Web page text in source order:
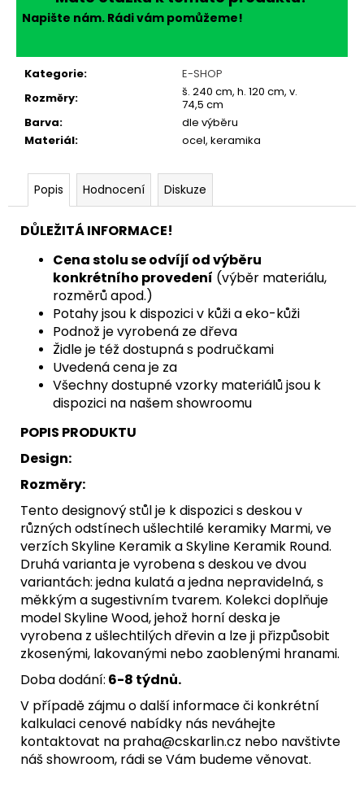
Napište nám. Rádi vám pomůžeme!
Kategorie:
E-SHOP
Rozměry:
š. 240 cm, h. 120 cm, v.
74,5 cm
Barva:
dle výběru
Materiál: ocel, keramika
Popis Hodnocení Diskuze
DŮLEŽITÁ INFORMACE!
Cena stolu se odvíjí od výběru
konkrétního provedení (výběr materiálu,
rozměrů apod.)
Potahy jsou k dispozici v kůži a eko-kůži
Podnož je vyrobená ze dřeva
Židle je též dostupná s područkami
Uvedená cena je za
Všechny dostupné vzorky materiálů jsou k
dispozici na našem showroomu
POPIS PRODUKTU
Design:
Rozměry:
Tento designový stůl je k dispozici s deskou v
různých odstínech ušlechtilé keramiky Marmi, ve
verzích Skyline Keramik a Skyline Keramik Round.
Druhá varianta je vyrobena s deskou ve dvou
variantách: jedna kulatá a jedna nepravidelná, s
měkkým a sugestivním tvarem. Kolekci doplňuje
model Skyline Wood, jehož horní deska je
vyrobena z ušlechtilých dřevin a lze ji přizpůsobit
zkosenými, lakovanými nebo zaoblenými hranami.
Doba dodání: 6-8 týdnů.
V případě zájmu o další informace či konkrétní
kalkulaci cenové nabídky nás neváhejte
kontaktovat na praha@cskarlin.cz nebo navštivte
náš showroom, rádi se Vám budeme věnovat.